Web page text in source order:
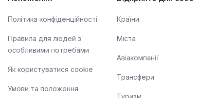
Політика конфіденційності
Правила для людей з
особливими потребами
Як користуватися cookie
Умови та положення
Країни
Міста
Авіакомпанії
Трансфери
Туризм